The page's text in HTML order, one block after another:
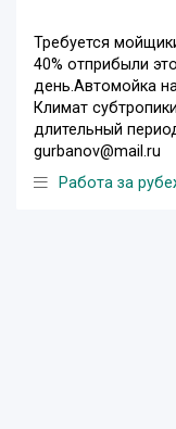
Требуется
40% отприбыли
день.Автомойка
Климат
длительный
gurbanov@mail.ru
Работа за